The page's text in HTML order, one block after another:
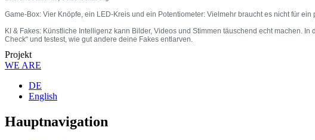
Game-Box: Vier Knöpfe, ein LED-Kreis und ein Potentiometer: Vielmehr braucht es nicht für
KI & Fakes: Künstliche Intelligenz kann Bilder, Videos und Stimmen täuschend echt machen.
Check“ und testest, wie gut andere deine Fakes entlarven.
Projekt
WE ARE
DE
English
Hauptnavigation